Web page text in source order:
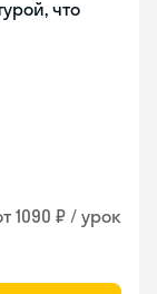
что
1090 ₽ / урок